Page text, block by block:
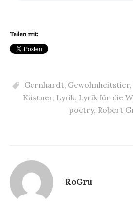
Teilen mit:
Gernhardt, Gewohnheitstier,
Kästner, Lyrik, Lyrik für die
poetry, Robert
RoGru